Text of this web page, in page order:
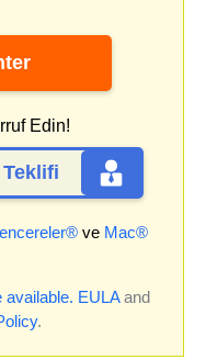
Edin!
ve Mac®
available. EULAand
.